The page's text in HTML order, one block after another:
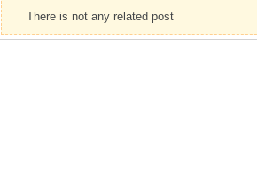
There is not any related post